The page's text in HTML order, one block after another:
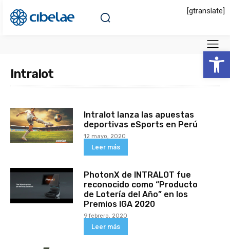
Abrir
[gtranslate]
Intralot
Intralot lanza las apuestas
deportivas eSports en Perú
12 mayo, 2020
Leer más
PhotonX de INTRALOT fue
reconocido como “Producto
de Lotería del Año” en los
Premios IGA 2020
9 febrero, 2020
Leer más